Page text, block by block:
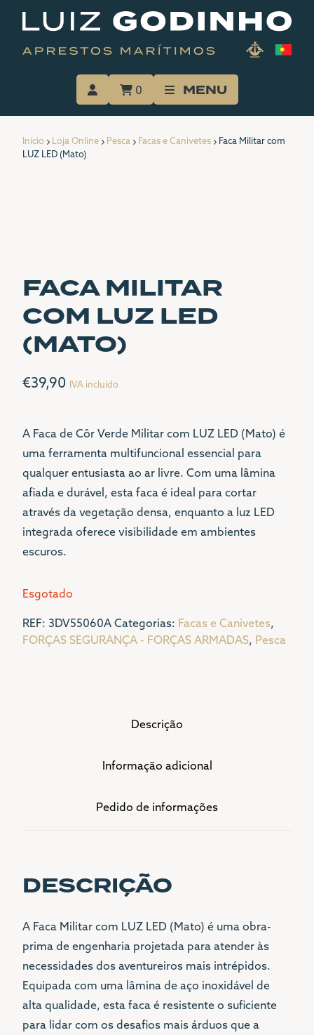
0 MENU
(+351) 21 342 1001
(+351) 96 81 000 81
SEDE
(+351) 21 342 1001
LGL@LGL.PT
MORADA
Nº1 G
1200-478 LISBOA
A EMPRESA
CATÁLOGOS
CONTACTOS
Início Loja Online Pesca Facas e Canivetes
Faca Militar com
LUZ LED (Mato)
FACA MILITAR
COM LUZ LED
(MATO)
€39,90 IVA incluído
A Faca de Côr Verde Militar com LUZ LED (Mato) é
uma ferramenta multifuncional essencial para
qualquer entusiasta ao ar livre. Com uma lâmina
afiada e durável, esta faca é ideal para cortar
através da vegetação densa, enquanto a luz LED
integrada oferece visibilidade em ambientes
escuros.
Esgotado
REF: 3DV55060A Categorias: Facas e Canivetes,
FORÇAS SEGURANÇA - FORÇAS ARMADAS, Pesca
Descrição
Informação adicional
Pedido de informações
DESCRIÇÃO
A Faca Militar com LUZ LED (Mato) é uma obra-
prima de engenharia projetada para atender às
necessidades dos aventureiros mais intrépidos.
Equipada com uma lâmina de aço inoxidável de
alta qualidade, esta faca é resistente o suficiente
para lidar com os desafios mais árduos que a